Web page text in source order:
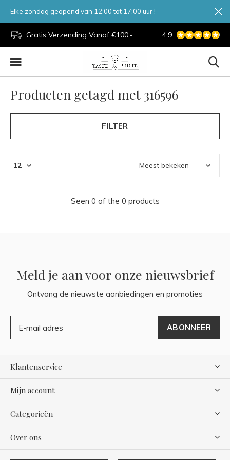
Gratis Verzending Vanaf €100,- 7 Dagen Per
4.9
Elke zondag geopend van 12:00 tot 17:00 uur !
Producten getagd met 316596
FILTER
Seen 0 of the 0 products
Meld je aan voor onze nieuwsbrief
Ontvang de nieuwste aanbiedingen en promoties
ABONNEER
Klantenservice
Mijn account
Categorieën
Over ons